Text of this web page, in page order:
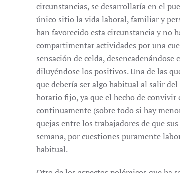
circunstancias, se desarrollaría en el
único sitio la vida laboral, familiar y
han favorecido esta circunstancia y no
compartimentar actividades por una
sensación de celda,
diluyéndose los positivos. Una de las
que debería ser algo habitual al salir
horario fijo, ya que el hecho de
continuamente (sobre todo si hay
quejas entre los trabajadores de que
semana, por cuestiones puramente
habitual.